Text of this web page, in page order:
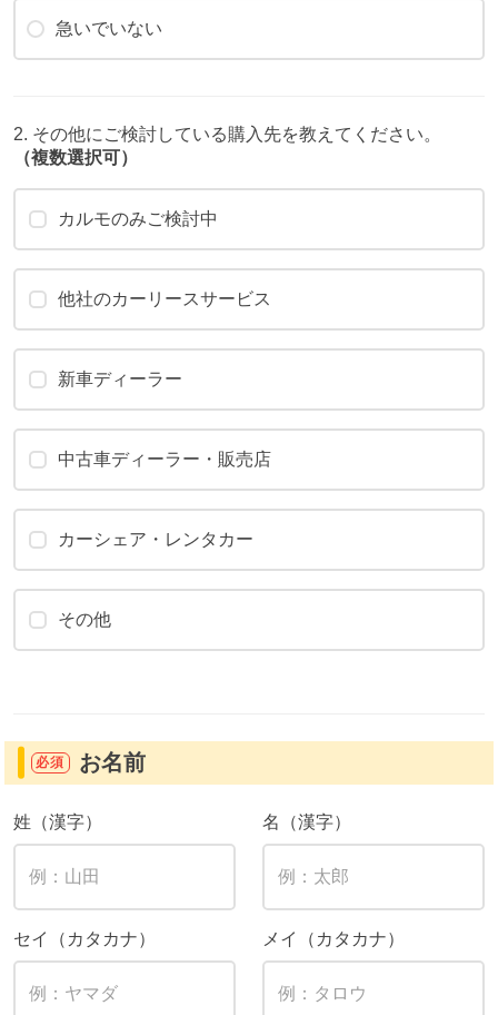
急いでいない
2. その他にご検討している購入先を教えてください。
（複数選択可）
カルモのみご検討中
他社のカーリースサービス
新車ディーラー
中古車ディーラー・販売店
カーシェア・レンタカー
その他
必須 お名前
姓（漢字） 名（漢字）
セイ（カタカナ） メイ（カタカナ）